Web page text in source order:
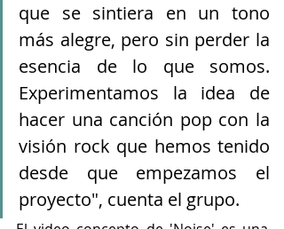
que se sintiera en un tono
más alegre, pero sin perder la
esencia de lo que somos.
Experimentamos la idea de
hacer una canción pop con la
visión rock que hemos tenido
desde que empezamos el
proyecto", cuenta el grupo.